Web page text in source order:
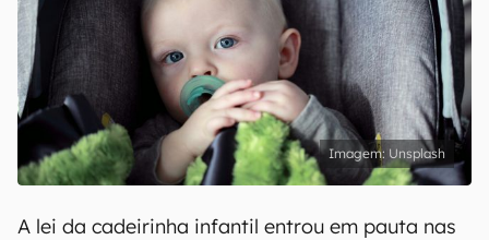
Unsplash
A lei da cadeirinha infantil entrou em pauta nas